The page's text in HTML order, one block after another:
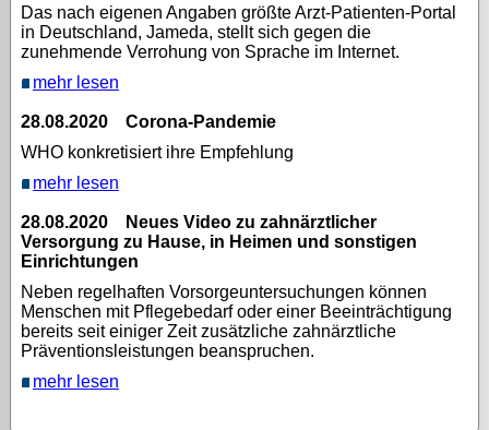
Das nach eigenen Angaben größte Arzt-Patienten-Portal
in Deutschland, Jameda, stellt sich gegen die
zunehmende Verrohung von Sprache im Internet.
mehr lesen
28.08.2020 Corona-Pandemie
WHO konkretisiert ihre Empfehlung
mehr lesen
28.08.2020 Neues Video zu zahnärztlicher
Versorgung zu Hause, in Heimen und sonstigen
Einrichtungen
Neben regelhaften Vorsorgeuntersuchungen können
Menschen mit Pflegebedarf oder einer Beeinträchtigung
bereits seit einiger Zeit zusätzliche zahnärztliche
Präventionsleistungen beanspruchen.
mehr lesen